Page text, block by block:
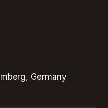
Germany